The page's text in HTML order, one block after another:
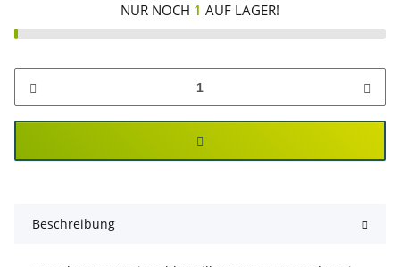
NUR NOCH 1 AUF LAGER!
Beschreibung